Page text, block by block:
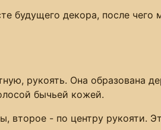
будущего декора, после чего
рукоять. Она образована
бычьей кожей.
второе - по центру рукояти.